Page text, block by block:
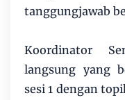
tanggungjawab
Koordinator
langsung yang
sesi 1 dengan